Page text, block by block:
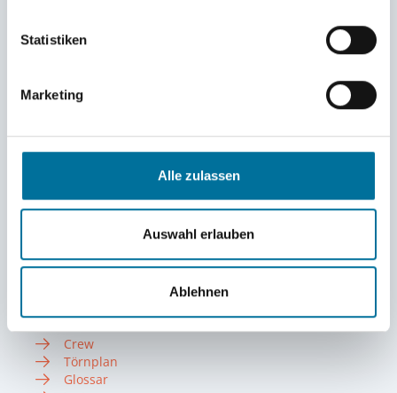
Statistiken
Marketing
Alle zulassen
Auswahl erlauben
Ablehnen
Törn 2023/24
Sommer 2023
Sommer 2024
Crew
Törnplan
Glossar